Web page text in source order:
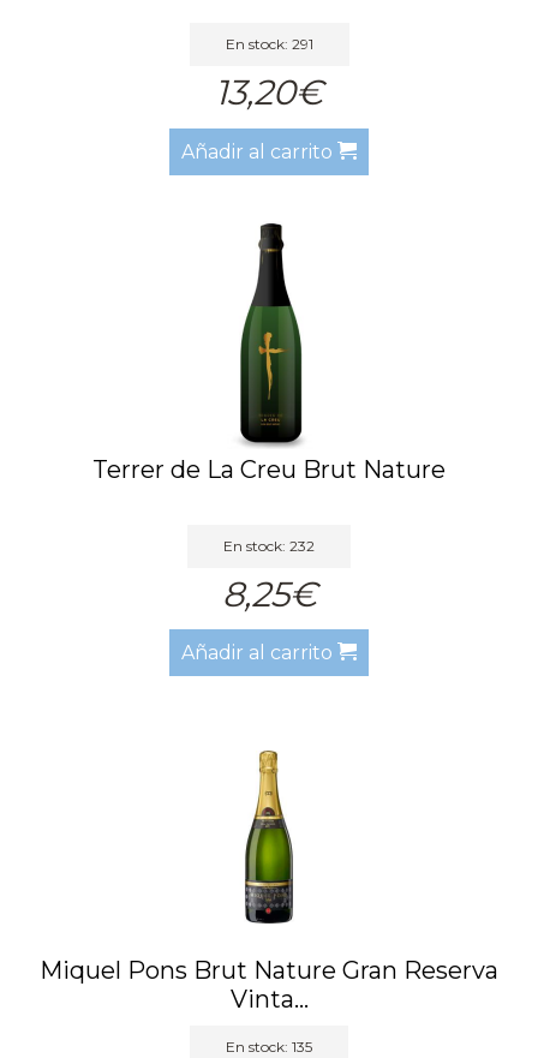
En stock: 291
13,20€
Añadir al carrito
Terrer de La Creu Brut Nature
En stock: 232
8,25€
Añadir al carrito
Miquel Pons Brut Nature Gran Reserva
Vinta...
En stock: 135